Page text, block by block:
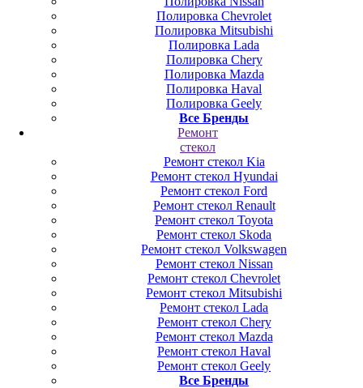
Полировка Chevrolet
Полировка Mitsubishi
Полировка Lada
Полировка Chery
Полировка Mazda
Полировка Haval
Полировка Geely
Все Бренды
Ремонт
стекол
Ремонт стекол Kia
Ремонт стекол Hyundai
Ремонт стекол Ford
Ремонт стекол Renault
Ремонт стекол Toyota
Ремонт стекол Skoda
Ремонт стекол Volkswagen
Ремонт стекол Nissan
Ремонт стекол Chevrolet
Ремонт стекол Mitsubishi
Ремонт стекол Lada
Ремонт стекол Chery
Ремонт стекол Mazda
Ремонт стекол Haval
Ремонт стекол Geely
Все Бренды